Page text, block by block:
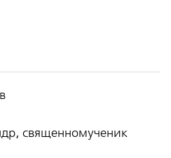
священномученик